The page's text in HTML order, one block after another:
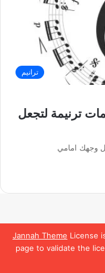
Jannah Theme License
page to validate the
ترانيم
ترنيمة لتجعل
وجهك امامي